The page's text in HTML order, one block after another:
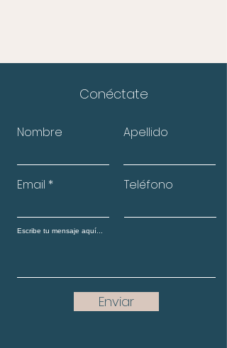
Conéctate
Nombre Apellido
Email Teléfono
Enviar